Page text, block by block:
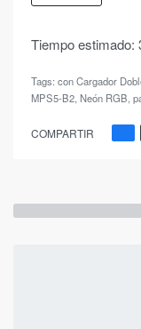
Tiempo estimado:
Tags: con Cargador
MPS5-B2, Neón RGB,
COMPARTIR